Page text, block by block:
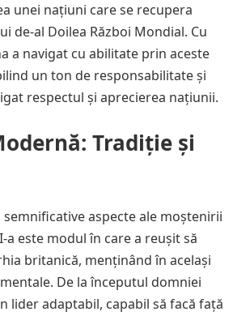
unei națiuni care se recupera
de-al Doilea Război Mondial. Cu
a navigat cu abilitate prin aceste
un ton de responsabilitate și
respectul și aprecierea națiunii.
Tradiție și
aspecte ale moștenirii
a este modul în care a reușit să
britanică, menținând în același
De la începutul domniei
lider adaptabil, capabil să facă față